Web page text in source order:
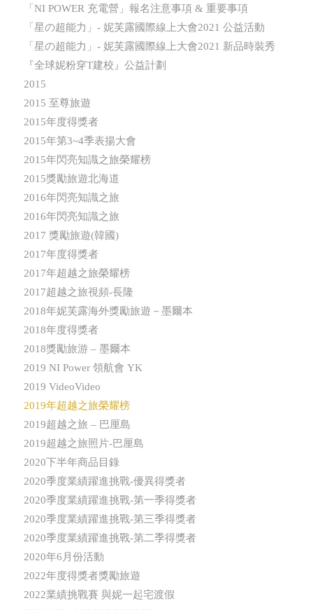
「NI POWER 充電營」報名注意事項 & 重要事項
「星の超能力」- 妮芙露國際線上大會2021 公益活動
「星の超能力」- 妮芙露國際線上大會2021 新品時裝秀
『全球妮粉穿T建校』公益計劃
2015
2015 至尊旅遊
2015年度得獎者
2015年第3~4季表揚大會
2015年閃亮知識之旅榮耀榜
2015獎勵旅遊北海道
2016年閃亮知識之旅
2016年閃亮知識之旅
2017 獎勵旅遊(韓國)
2017年度得獎者
2017年超越之旅榮耀榜
2017超越之旅視頻-長隆
2018年妮芙露海外獎勵旅遊－墨爾本
2018年度得獎者
2018獎勵旅游 – 墨爾本
2019 NI Power 領航會 YK
2019 VideoVideo
2019年超越之旅榮耀榜
2019超越之旅 – 巴厘島
2019超越之旅照片-巴厘島
2020下半年商品目錄
2020季度業績躍進挑戰-優異得獎者
2020季度業績躍進挑戰-第一季得獎者
2020季度業績躍進挑戰-第三季得獎者
2020季度業績躍進挑戰-第二季得獎者
2020年6月份活動
2022年度得獎者獎勵旅遊
2022業績挑戰賽 與妮一起宅渡假